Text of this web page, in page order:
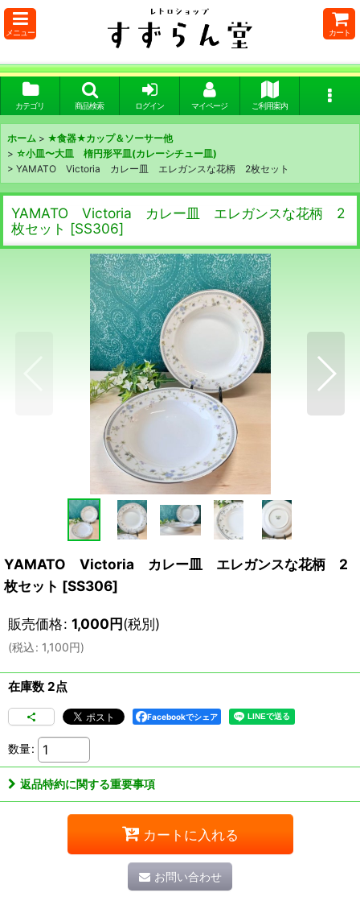
メニュー カート
カテゴリ 商品検索 ログイン マイページ ご利用案内
ホーム > ★食器★カップ＆ソーサー他
> ☆小皿〜大皿 楕円形平皿(カレーシチュー皿)
> YAMATO Victoria カレー皿 エレガンスな花柄 2枚セット
YAMATO Victoria カレー皿 エレガンスな花柄 2
枚セット [SS306]
YAMATO Victoria カレー皿 エレガンスな花柄 2
枚セット [SS306]
販売価格: 1,000円(税別)
(税込: 1,100円)
在庫数 2点
Facebookでシェア
数量:
返品特約に関する重要事項
カートに入れる
お問い合わせ